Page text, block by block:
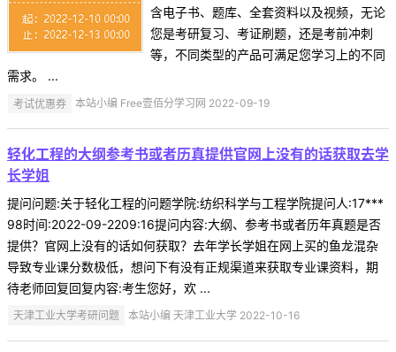
含电子书、题库、全套资料以及视频，无论
您是考研复习、考证刷题，还是考前冲刺
等，不同类型的产品可满足您学习上的不同
需求。 ...
考试优惠券 本站小编 Free壹佰分学习网 2022-09-19
轻化工程的大纲参考书或者历真提供官网上没有的话获取去学
长学姐
提问问题:关于轻化工程的问题学院:纺织科学与工程学院提问人:17***
98时间:2022-09-2209:16提问内容:大纲、参考书或者历年真题是否
提供？官网上没有的话如何获取？去年学长学姐在网上买的鱼龙混杂
导致专业课分数极低，想问下有没有正规渠道来获取专业课资料，期
待老师回复回复内容:考生您好，欢 ...
天津工业大学考研问题 本站小编 天津工业大学 2022-10-16